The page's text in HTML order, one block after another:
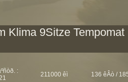
Klima 9Sitze Tempomat
:
211000 êì 136 êÂò /